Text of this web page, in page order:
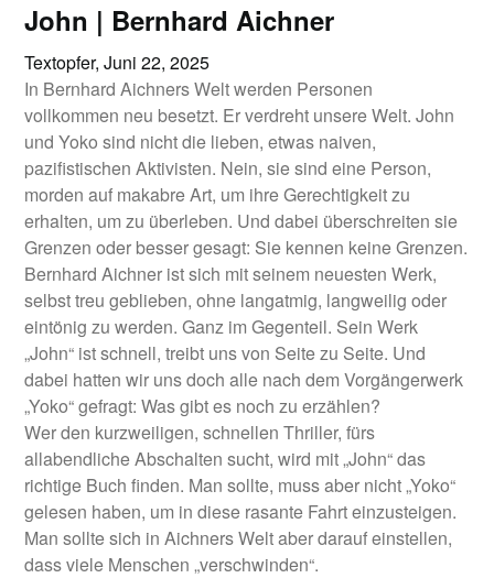
John | Bernhard Aichner
Textopfer,Juni 22, 2025
In Bernhard Aichners Welt werden Personen
vollkommen neu besetzt. Er verdreht unsere Welt. John
und Yoko sind nicht die lieben, etwas naiven,
pazifistischen Aktivisten. Nein, sie sind eine Person,
morden auf makabre Art, um ihre Gerechtigkeit zu
erhalten, um zu überleben. Und dabei überschreiten sie
Grenzen oder besser gesagt: Sie kennen keine Grenzen.
Bernhard Aichner ist sich mit seinem neuesten Werk,
selbst treu geblieben, ohne langatmig, langweilig oder
eintönig zu werden. Ganz im Gegenteil. Sein Werk
„John“ ist schnell, treibt uns von Seite zu Seite. Und
dabei hatten wir uns doch alle nach dem Vorgängerwerk
„Yoko“ gefragt: Was gibt es noch zu erzählen?
Wer den kurzweiligen, schnellen Thriller, fürs
allabendliche Abschalten sucht, wird mit „John“ das
richtige Buch finden. Man sollte, muss aber nicht „Yoko“
gelesen haben, um in diese rasante Fahrt einzusteigen.
Man sollte sich in Aichners Welt aber darauf einstellen,
dass viele Menschen „verschwinden“.